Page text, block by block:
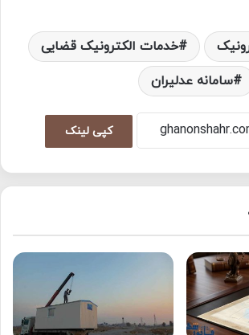
خدمات الکترونیک قضایی
سامانه عدلیران
کپی لینک